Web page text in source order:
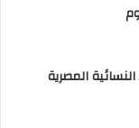
المصرية